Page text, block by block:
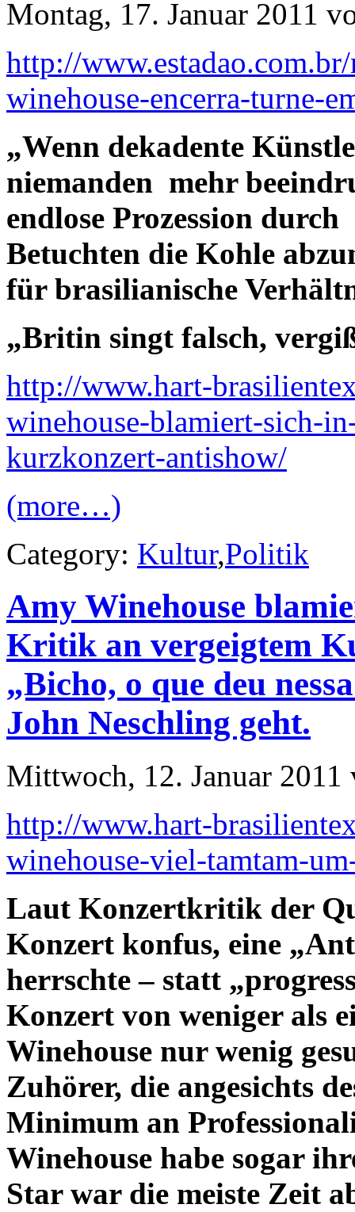
Montag, 17. Januar 2011
http://
winehouse-encerra-turne-
„Wenn dekadente
niemanden mehr
endlose Prozession
Betuchten die Kohle
für brasilianische
„Britin singt falsch,
http://www.hart-
winehouse-blamiert-sich-
kurzkonzert-antishow/
(more…)
Category: Kultur,Politik
Amy Winehouse
Kritik an vergeigtem
„Bicho, o que deu
John Neschling geht.
Mittwoch, 12. Januar 2011
http://www.hart-
winehouse-viel-tamtam-
Laut Konzertkritik der
Konzert konfus, eine
herrschte – statt
Konzert von weniger als
Winehouse nur wenig
Zuhörer, die angesichts
Minimum an
Winehouse habe sogar
Star war die meiste Zeit